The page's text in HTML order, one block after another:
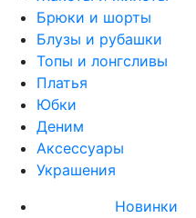
Брюки и шорты
Блузы и рубашки
Топы и лонгсливы
Платья
Юбки
Деним
Аксессуары
Украшения
Новинки